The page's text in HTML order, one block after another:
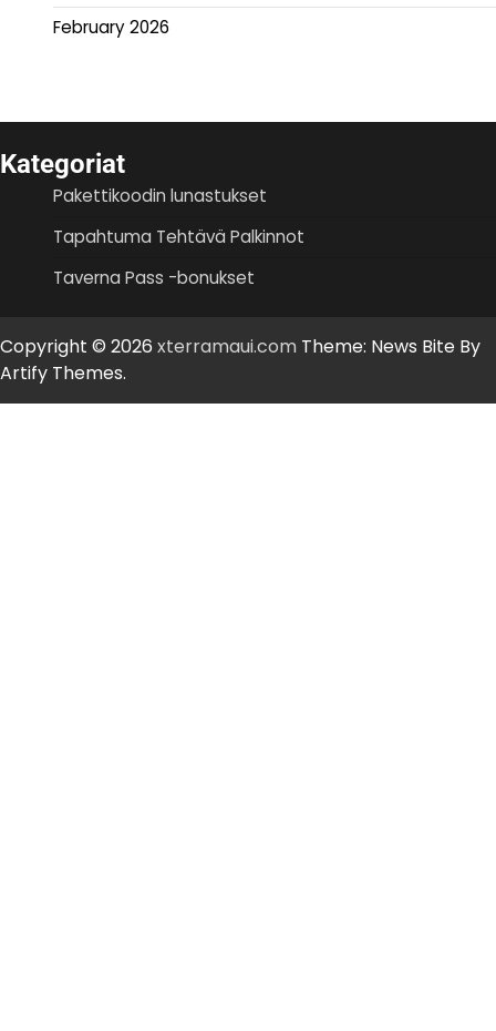
February 2026
Kategoriat
Pakettikoodin lunastukset
Tapahtuma Tehtävä Palkinnot
Taverna Pass -bonukset
Copyright © 2026 xterramaui.com Theme: News Bite By
Artify Themes.